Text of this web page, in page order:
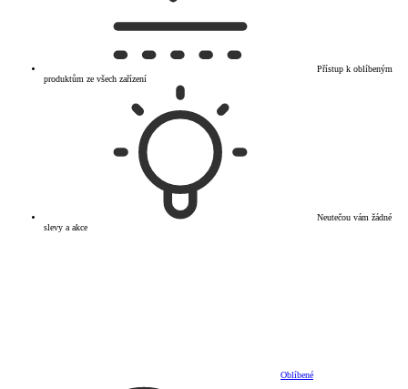
Přístup k oblíbeným
produktům ze všech zařízení
Neutečou vám žádné
slevy a akce
Oblíbené